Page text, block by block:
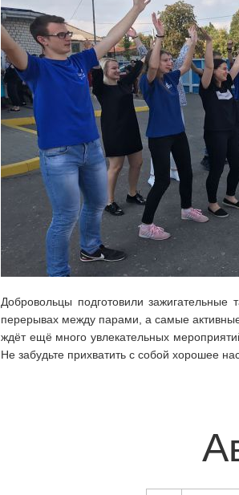
Добровольцы подготовили
перерывах между парами, а самые
ждёт ещё много увлекательных
Не забудьте прихватить с собой хорошее